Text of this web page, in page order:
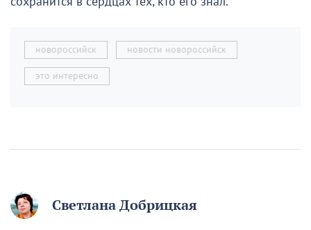
новороссийск новости новороссийск
это интересно
Светлана Добрицкая